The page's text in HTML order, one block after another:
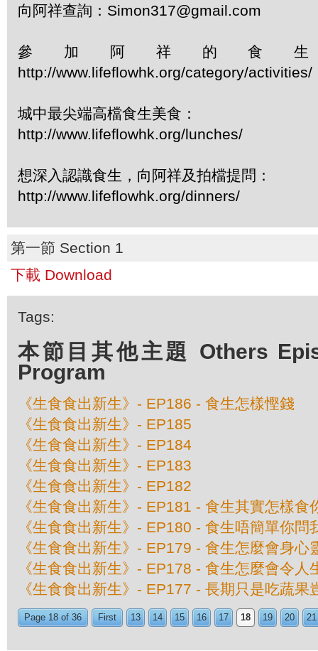
向阿祥查詢：Simon317@gmail.com
參加阿祥的食
http://www.lifeflowhk.org/category/activities/
城中最尖端高檔食生美食：
http://www.lifeflowhk.org/lunches/
想深入認識食生，向阿祥及拍檔提問：
http://www.lifeflowhk.org/dinners/
第一節 Section 1
下載 Download
Tags:
本節目其他主題 Others
Program
《生食食出新生》- EP186 - 食生怎樣慳錢
《生食食出新生》- EP185
《生食食出新生》- EP184
《生食食出新生》- EP183
《生食食出新生》- EP182
《生食食出新生》- EP181 - 食生其實怎樣食
《生食食出新生》- EP180 - 食生唔簡單你問
《生食食出新生》- EP179 - 食生怎麼會身心
《生食食出新生》- EP178 - 食生怎麼會令人
《生食食出新生》- EP177 - 長期只是吃蔬果
Page 18 of 36 First 13 14 15 16 17 18 19 20 21